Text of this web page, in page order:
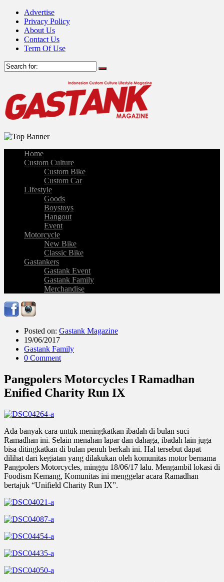
Advertise
Privacy Policy
About Us
Contact Us
Term Of Use
Home
Custom Culture
Custom Bike
Custom Car
LIfestyle
Goods
Boystoys
Hangout
Event
Motorcycle
New Bike
Classic Bike
Gastankers
Gastank Event
Gastank Family
Merchandise
Posted on: Gastank Magazine
19/06/2017
Gastank Family
0 Comment
Pangpolers Motorcycles I Ramadhan
Enified Charity Run IX
Ada banyak cara untuk meningkatkan ibadah di bulan suci
Ramadhan ini. Selain menahan lapar dan dahaga, ibadah lain juga
bisa ditingkatkan di bulan penuh berkah ini. Hal tersebut dapat
dilihat dari kegiatan yang dilakukan oleh komunitas motor bernama
Pangpolers Motorcycles, minggu 18/06/17 lalu. Mengambil lokasi di
Foodism Kemang, Komunitas ini menggelar acara Ramadhan
bertajuk “Unifield Charity Run IX”.